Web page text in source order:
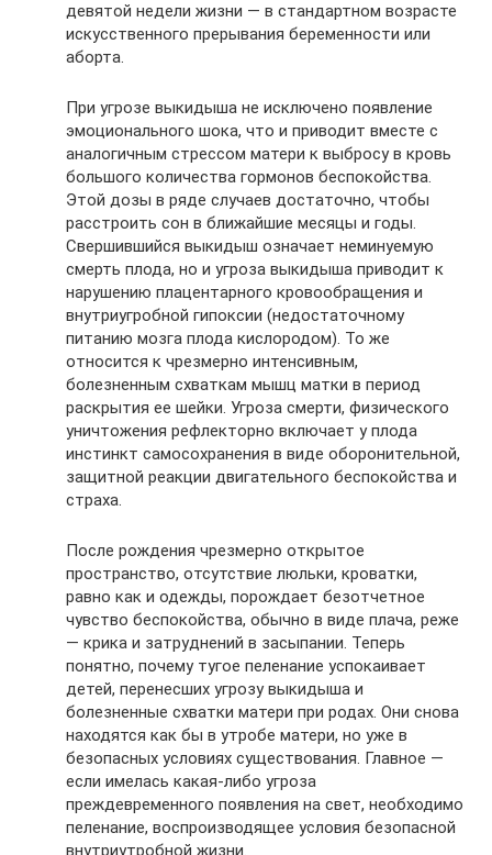
девятой недели жизни — в стандартном возрасте
искусственного прерывания беременности или
аборта.
При угрозе выкидыша не исключено появление
эмоционального шока, что и приводит вместе с
аналогичным стрессом матери к выбросу в кровь
большого количества гормонов беспокойства.
Этой дозы в ряде случаев достаточно, чтобы
расстроить сон в ближайшие месяцы и годы.
Свершившийся выкидыш означает неминуемую
смерть плода, но и угроза выкидыша приводит к
нарушению плацентарного кровообращения и
внутриугробной гипоксии (недостаточному
питанию мозга плода кислородом). То же
относится к чрезмерно интенсивным,
болезненным схваткам мышц матки в период
раскрытия ее шейки. Угроза смерти, физического
уничтожения рефлекторно включает у плода
инстинкт самосохранения в виде оборонительной,
защитной реакции двигательного беспокойства и
страха.
После рождения чрезмерно открытое
пространство, отсутствие люльки, кроватки,
равно как и одежды, порождает безотчетное
чувство беспокойства, обычно в виде плача, реже
— крика и затруднений в засыпании. Теперь
понятно, почему тугое пеленание успокаивает
детей, перенесших угрозу выкидыша и
болезненные схватки матери при родах. Они снова
находятся как бы в утробе матери, но уже в
безопасных условиях существования. Главное —
если имелась какая-либо угроза
преждевременного появления на свет, необходимо
пеленание, воспроизводящее условия безопасной
внутриутробной жизни.